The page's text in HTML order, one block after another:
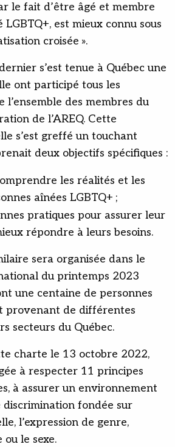
le fait d’être âgé et membre
est mieux connu sous
croisée ».
s’est tenue à Québec une
ont participé tous les
l’ensemble des membres du
de l’AREQ. Cette
s’est greffé un touchant
deux objectifs spécifiques :
les réalités et les
aînées LGBTQ+ ;
pratiques pour assurer leur
répondre à leurs besoins.
sera organisée dans le
du printemps 2023
une centaine de personnes
provenant de différentes
secteurs du Québec.
charte le 13 octobre 2022,
à respecter 11 principes
à assurer un environnement
fondée sur
l’expression de genre,
le sexe.